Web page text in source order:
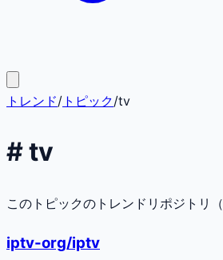
トレンド/ トピック/tv
#tv
このトピックのトレンドリポジトリ（
iptv-org/iptv